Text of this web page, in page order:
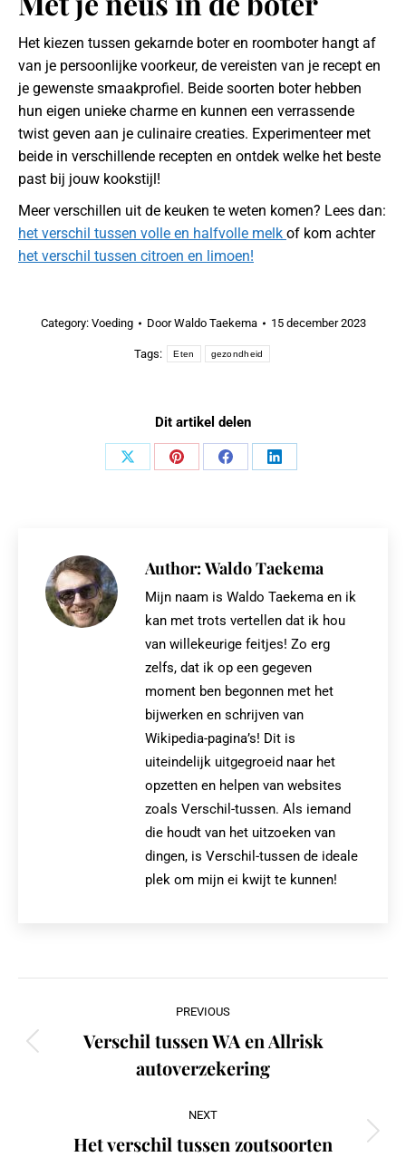
Het kiezen tussen gekarnde boter en roomboter hangt af
van je persoonlijke voorkeur, de vereisten van je recept en
je gewenste smaakprofiel. Beide soorten boter hebben
hun eigen unieke charme en kunnen een verrassende
twist geven aan je culinaire creaties. Experimenteer met
beide in verschillende recepten en ontdek welke het beste
past bij jouw kookstijl!
Meer verschillen uit de keuken te weten komen? Lees dan:
het verschil tussen volle en halfvolle melk of kom achter
het verschil tussen citroen en limoen!
Category: Voeding DoorWaldo Taekema 15 december 2023
Tags: Eten gezondheid
Dit artikel delen
Share
Share
Share
Share
Author: Waldo Taekema
Mijn naam is Waldo Taekema en ik
kan met trots vertellen dat ik hou
van willekeurige feitjes! Zo erg
zelfs, dat ik op een gegeven
moment ben begonnen met het
bijwerken en schrijven van
Wikipedia-pagina’s! Dit is
uiteindelijk uitgegroeid naar het
opzetten en helpen van websites
zoals Verschil-tussen. Als iemand
die houdt van het uitzoeken van
dingen, is Verschil-tussen de ideale
plek om mijn ei kwijt te kunnen!
navigation
PREVIOUS
Previous
post:
Verschil tussen WA en Allrisk
autoverzekering
NEXT
Next
Het verschil tussen zoutsoorten